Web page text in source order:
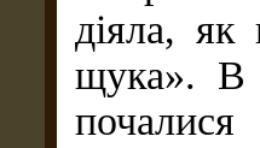
діяла,
щука». В